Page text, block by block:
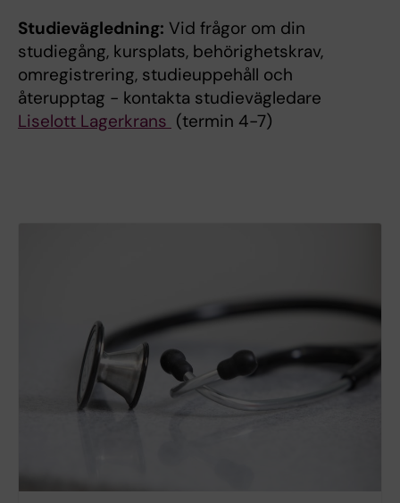
Studievägledning: Vid frågor om din
studiegång, kursplats, behörighetskrav,
omregistrering, studieuppehåll och
återupptag - kontakta studievägledare
Liselott Lagerkrans (termin 4-7)